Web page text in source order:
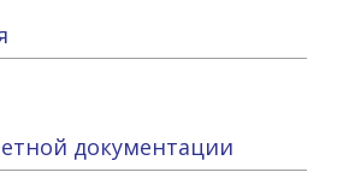
документации